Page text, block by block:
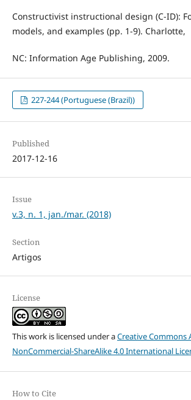
Constructivist instructional design (C-ID):
models, and examples (pp. 1-9). Charlotte,
NC: Information Age Publishing, 2009.
227-244 (Portuguese (Brazil))
Published
2017-12-16
Issue
v.3, n. 1, jan./mar. (2018)
Section
Artigos
License
This work is licensed under aCreative
NonCommercial-ShareAlike 4.0 International
How to Cite